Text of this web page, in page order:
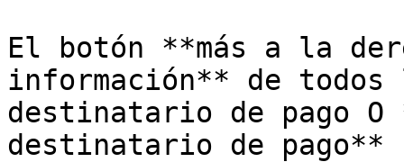
El botón **más a la
información** de todos
destinatario de pago
destinatario de pago**